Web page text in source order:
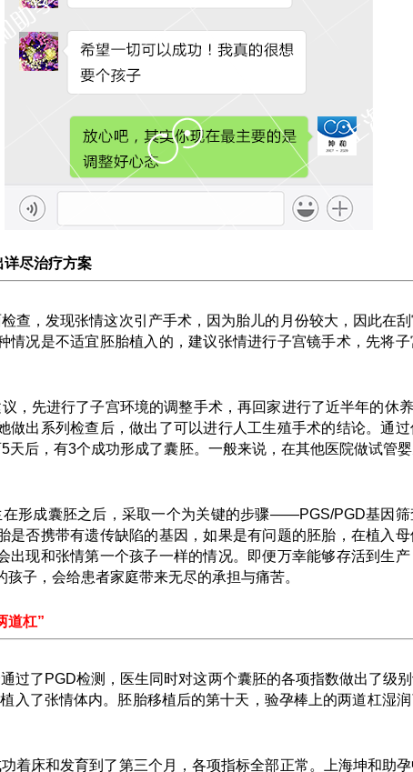
详尽治疗方案
查，发现张情这次引产手术，因为胎儿的月份较大，因此在
情况是不适宜胚胎植入的，建议张情进行子宫镜手术，先将
，先进行了子宫环境的调整手术，再回家进行了近半年的休
做出系列检查后，做出了可以进行人工生殖手术的结论。通
天后，有3个成功形成了囊胚。一般来说，在其他医院做试管
在形成囊胚之后，采取一个为关键的步骤——PGS/PGD基因
是否携带有遗传缺陷的基因，如果是有问题的胚胎，在植入
出现和张情第一个孩子一样的情况。即便万幸能够存活到生
子，会给患者家庭带来无尽的承担与痛苦。
道杠”
过了PGD检测，医生同时对这两个囊胚的各项指数做出了级
入了张情体内。胚胎移植后的第十天，验孕棒上的两道杠湿
着床和发育到了第三个月，各项指标全部正常。上海坤和助